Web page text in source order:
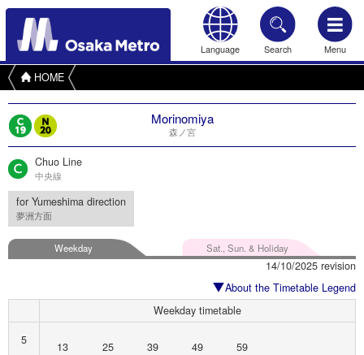
Language Search Menu
HOME
Morinomiya
森ノ宮
Chuo Line
中央線
for Yumeshima direction
夢洲方面
Weekday Sat., Sun. & Holiday
14/10/2025 revision
About the Timetable Legend
Weekday timetable
5
13 25 39 49 59